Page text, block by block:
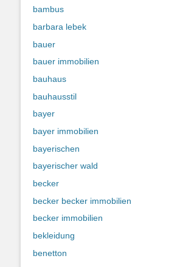
bambus
barbara lebek
bauer
bauer immobilien
bauhaus
bauhausstil
bayer
bayer immobilien
bayerischen
bayerischer wald
becker
becker becker immobilien
becker immobilien
bekleidung
benetton